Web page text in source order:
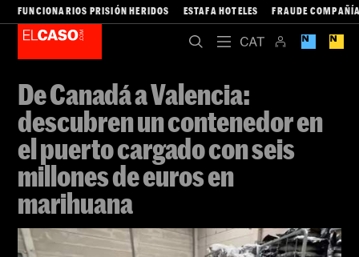
FUNCIONARIOS PRISIÓN HERIDOS ESTAFA HOTELES FRAUDE
De Canadá a Valencia:
descubren un contenedor en
el puerto cargado con seis
millones de euros en
marihuana